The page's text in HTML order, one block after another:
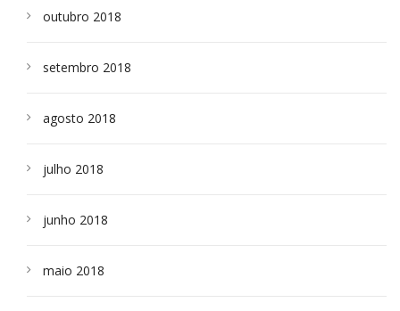
outubro 2018
setembro 2018
agosto 2018
julho 2018
junho 2018
maio 2018